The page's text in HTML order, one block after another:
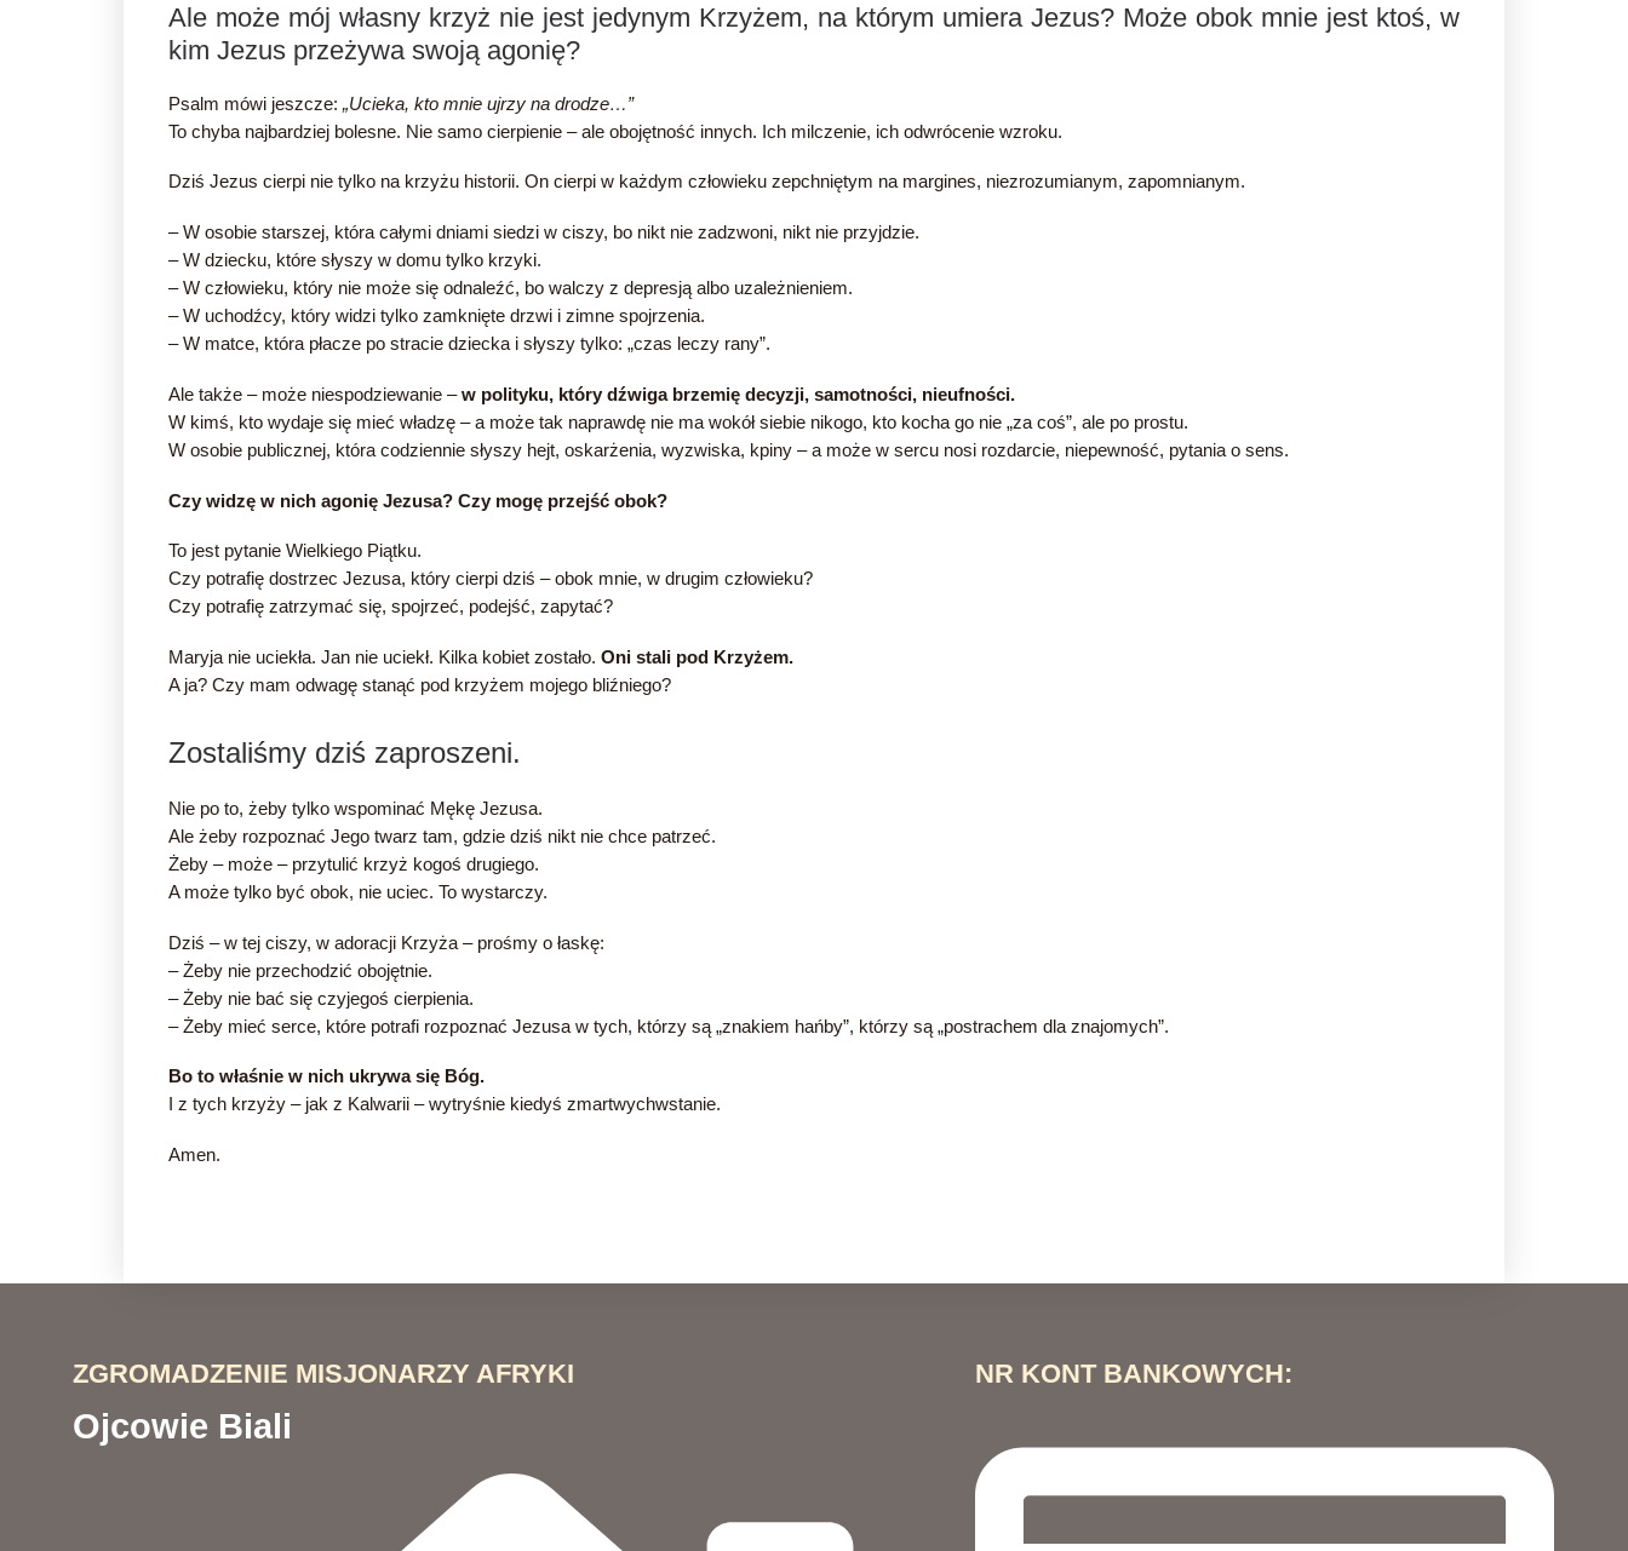
Ale może mój własny krzyż nie jest jedynym Krzyżem, na którym umiera Jezus? Może obok mnie jest ktoś, w
kim Jezus przeżywa swoją agonię?
Psalm mówi jeszcze: „Ucieka, kto mnie ujrzy na drodze…”
To chyba najbardziej bolesne. Nie samo cierpienie – ale obojętność innych. Ich milczenie, ich odwrócenie wzroku.
Dziś Jezus cierpi nie tylko na krzyżu historii. On cierpi w każdym człowieku zepchniętym na margines, niezrozumianym, zapomnianym.
– W osobie starszej, która całymi dniami siedzi w ciszy, bo nikt nie zadzwoni, nikt nie przyjdzie.
– W dziecku, które słyszy w domu tylko krzyki.
– W człowieku, który nie może się odnaleźć, bo walczy z depresją albo uzależnieniem.
– W uchodźcy, który widzi tylko zamknięte drzwi i zimne spojrzenia.
– W matce, która płacze po stracie dziecka i słyszy tylko: „czas leczy rany”.
Ale także – może niespodziewanie –w polityku, który dźwiga brzemię decyzji, samotności, nieufności.
W kimś, kto wydaje się mieć władzę – a może tak naprawdę nie ma wokół siebie nikogo, kto kocha go nie „za coś”, ale po prostu.
W osobie publicznej, która codziennie słyszy hejt, oskarżenia, wyzwiska, kpiny – a może w sercu nosi rozdarcie, niepewność, pytania o sens.
Czy widzę w nich agonię Jezusa? Czy mogę przejść obok?
To jest pytanie Wielkiego Piątku.
Czy potrafię dostrzec Jezusa, który cierpi dziś – obok mnie, w drugim człowieku?
Czy potrafię zatrzymać się, spojrzeć, podejść, zapytać?
Maryja nie uciekła. Jan nie uciekł. Kilka kobiet zostało. Oni stali pod Krzyżem.
A ja? Czy mam odwagę stanąć pod krzyżem mojego bliźniego?
Zostaliśmy dziś zaproszeni.
Nie po to, żeby tylko wspominać Mękę Jezusa.
Ale żeby rozpoznać Jego twarz tam, gdzie dziś nikt nie chce patrzeć.
Żeby – może – przytulić krzyż kogoś drugiego.
A może tylko być obok, nie uciec. To wystarczy.
Dziś – w tej ciszy, w adoracji Krzyża – prośmy o łaskę:
– Żeby nie przechodzić obojętnie.
– Żeby nie bać się czyjegoś cierpienia.
– Żeby mieć serce, które potrafi rozpoznać Jezusa w tych, którzy są „znakiem hańby”, którzy są „postrachem dla znajomych”.
Bo to właśnie w nich ukrywa się Bóg.
I z tych krzyży – jak z Kalwarii – wytryśnie kiedyś zmartwychwstanie.
Amen.
ZGROMADZENIE MISJONARZY AFRYKI
Ojcowie Biali
NR KONT BANKOWYCH: